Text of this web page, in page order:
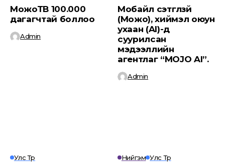
МожоТВ 100.000
дагагчтай боллоо
Admin
Мобайл сэтгүүлзүй
(Можо), хиймэл оюун
ухаан (AI)-д
суурилсан
мэдээллийн
агентлаг “MOJO AI”.
Admin
Улс Төр Нийгэм Улс Төр